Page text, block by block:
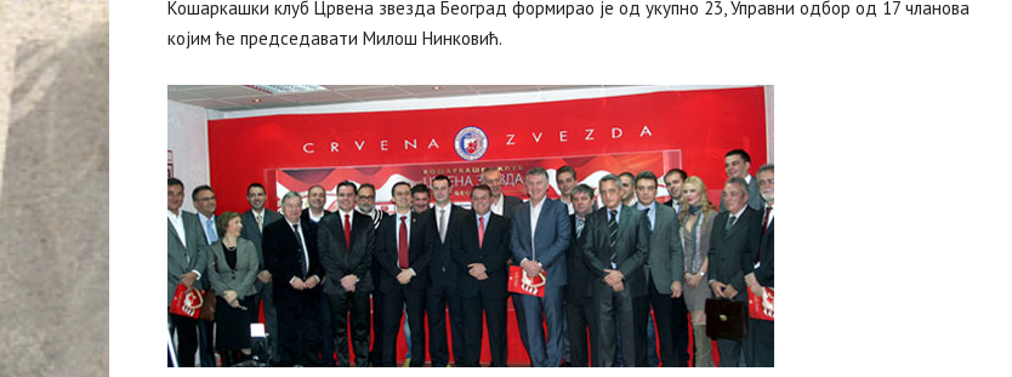
Кошаркашки клуб Црвена звезда Београд формирао је од укупно 23, Управни одбор од 17 чланова
којим ће председавати Милош Нинковић.